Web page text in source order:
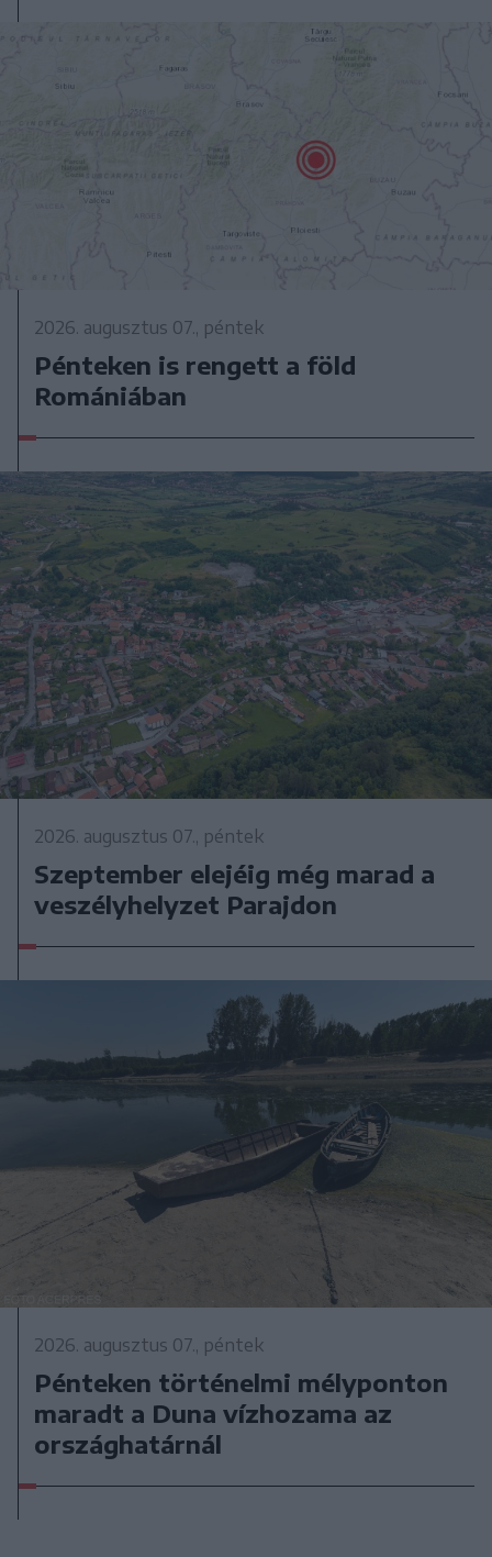
2026. augusztus 07., péntek
Pénteken is rengett a föld
Romániában
2026. augusztus 07., péntek
Szeptember elejéig még marad a
veszélyhelyzet Parajdon
2026. augusztus 07., péntek
Pénteken történelmi mélyponton
maradt a Duna vízhozama az
országhatárnál